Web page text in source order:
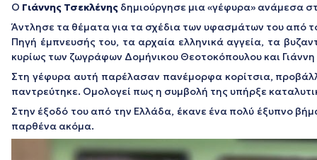
Ο Γιάννης Τσεκλένης δημιούργησε μια «γέφυρα» ανάμεσα
Άντλησε τα θέματα για τα σχέδια των υφασμάτων του από
Πηγή έμπνευσής του, τα αρχαία ελληνικά αγγεία, τα
κυρίως των ζωγράφων Δομήνικου Θεοτοκόπουλου και Γιάννη
Στη γέφυρα αυτή παρέλασαν πανέμορφα κορίτσια,
παντρεύτηκε. Ομολογεί πως η συμβολή της υπήρξε
Στην έξοδό του από την Ελλάδα, έκανε ένα πολύ έξυπνο
παρθένα ακόμα.